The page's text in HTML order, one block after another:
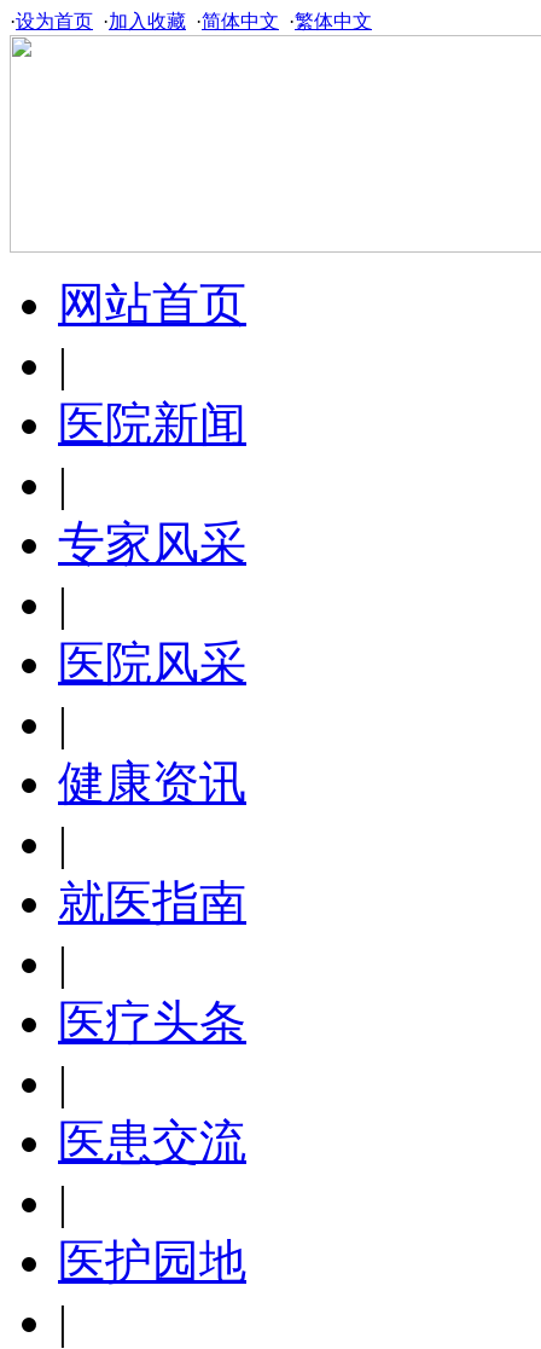
·设为首页 ·加入收藏 ·简体中文 ·繁体中文
网站首页
|
医院新闻
|
专家风采
|
医院风采
|
健康资讯
|
就医指南
|
医疗头条
|
医患交流
|
医护园地
|